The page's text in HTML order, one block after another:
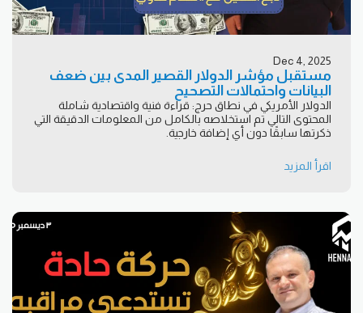
Dec 4, 2025
مستقبل مؤشر الدولار القصير المدى بين ضعف
البيانات واحتمالات التصحيح
الدولار الأمريكي في نطاق حرج: قراءة فنية واقتصادية شاملة
المحتوى التالي تم استخلاصه بالكامل من المعلومات الدقيقة التي
ذكرتها سابقًا دون أي إضافة خارجية.
اقرأ المزيد